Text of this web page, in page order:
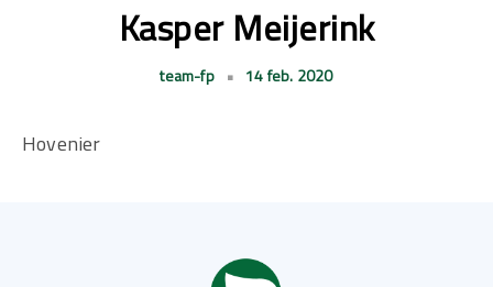
Kasper Meijerink
team-fp • 14 feb. 2020
Hovenier